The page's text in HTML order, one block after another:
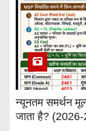
न्यूनतम समर्थन
जाता है?